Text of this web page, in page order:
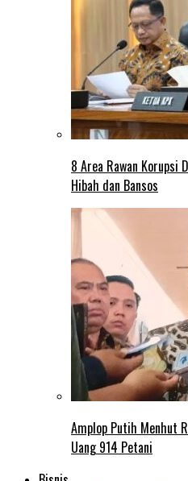
8 Area Rawan Korupsi
Hibah dan Bansos
Amplop Putih Menhut
Uang 914 Petani